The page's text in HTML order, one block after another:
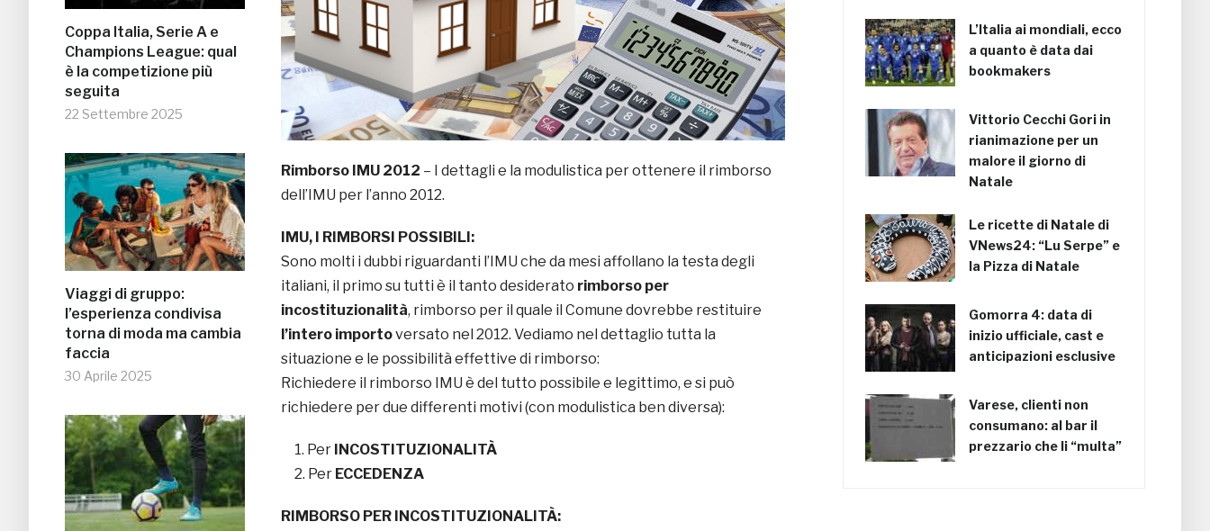
Coppa Italia, Serie A e
Champions League: qual
è la competizione più
seguita
22 Settembre 2025
Viaggi di gruppo:
l’esperienza condivisa
torna di moda ma cambia
faccia
30 Aprile 2025
Rimborso IMU 2012 – I dettagli e la modulistica per ottenere il rimborso
dell’IMU per l’anno 2012.
IMU, I RIMBORSI POSSIBILI:
Sono molti i dubbi riguardanti l’IMU che da mesi affollano la testa degli
italiani, il primo su tutti è il tanto desiderato rimborso per
incostituzionalità, rimborso per il quale il Comune dovrebbe restituire
l’intero importoversato nel 2012. Vediamo nel dettaglio tutta la
situazione e le possibilità effettive di rimborso:
Richiedere il rimborso IMU è del tutto possibile e legittimo, e si può
richiedere per due differenti motivi (con modulistica ben diversa):
Per INCOSTITUZIONALITÀ
Per ECCEDENZA
RIMBORSO PER INCOSTITUZIONALITÀ:
L’Italia ai mondiali, ecco
a quanto è data dai
bookmakers
Vittorio Cecchi Gori in
rianimazione per un
malore il giorno di
Natale
Le ricette di Natale di
VNews24: “Lu Serpe” e
la Pizza di Natale
Gomorra 4: data di
inizio ufficiale, cast e
anticipazioni esclusive
Varese, clienti non
consumano: al bar il
prezzario che li “multa”